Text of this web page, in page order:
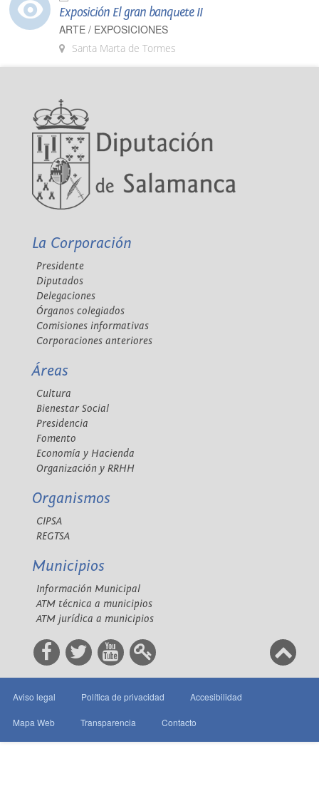
Exposición El gran banquete II
ARTE / EXPOSICIONES
Santa Marta de Tormes
La Corporación
Presidente
Diputados
Delegaciones
Órganos colegiados
Comisiones informativas
Corporaciones anteriores
Áreas
Cultura
Bienestar Social
Presidencia
Fomento
Economía y Hacienda
Organización y RRHH
Organismos
CIPSA
REGTSA
Municipios
Información Municipal
ATM técnica a municipios
ATM jurídica a municipios
Aviso legal Política de privacidad Accesibilidad
Mapa Web Transparencia Contacto